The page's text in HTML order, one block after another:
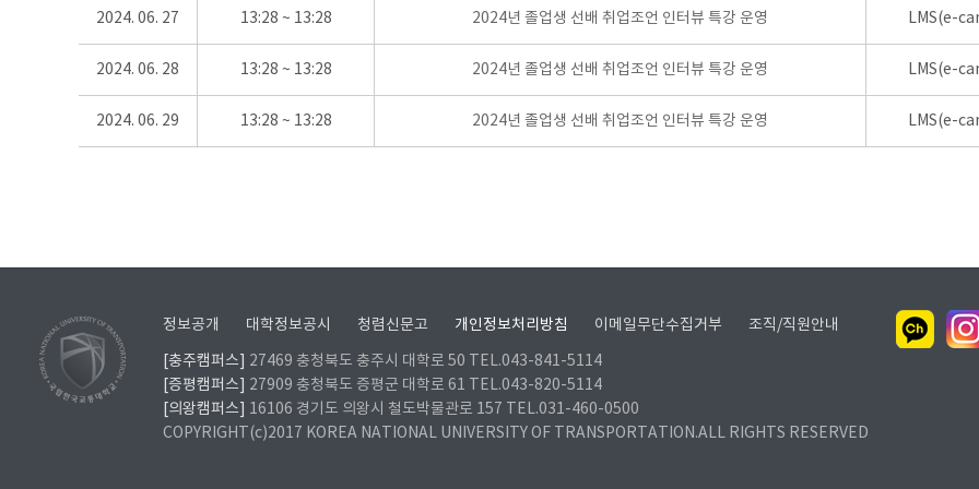
2024. 06. 27 13:28 ~ 13:28 2024년 졸업생 선배 취업조언 인터뷰 특강 운영 LMS(e-
2024. 06. 28 13:28 ~ 13:28 2024년 졸업생 선배 취업조언 인터뷰 특강 운영 LMS(e-
2024. 06. 29 13:28 ~ 13:28 2024년 졸업생 선배 취업조언 인터뷰 특강 운영 LMS(e-
정보공개 대학정보공시 청렴신문고 개인정보처리방침 이메일무단수집거부 조직/직원안내
[충주캠퍼스]
27469 충청북도 충주시 대학로 50 TEL.043-841-5114
[증평캠퍼스]
27909 충청북도 증평군 대학로 61 TEL.043-820-5114
[의왕캠퍼스]
16106 경기도 의왕시 철도박물관로 157 TEL.031-460-0500
COPYRIGHT(c)2017 KOREA NATIONAL UNIVERSITY OF TRANSPORTATION.ALL RIGHTS RESERVED